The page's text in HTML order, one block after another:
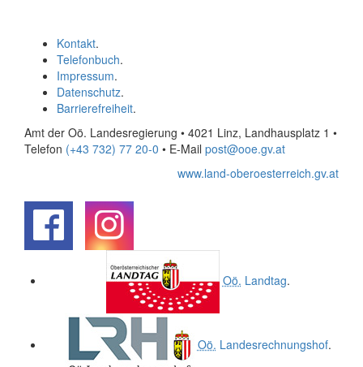
Kontakt.
Telefonbuch.
Impressum.
Datenschutz.
Barrierefreiheit.
Amt der Oö. Landesregierung • 4021 Linz, Landhausplatz 1 •
Telefon (+43 732) 77 20-0 • E-Mail post@ooe.gv.at
www.land-oberoesterreich.gv.at
Oö. Landtag.
Oö. Landesrechnungshof.